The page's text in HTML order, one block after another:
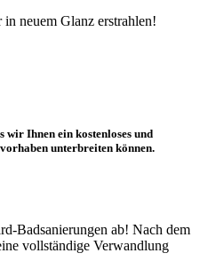
neuem Glanz erstrahlen!
wir Ihnen ein kostenloses und
unterbreiten können.
Badsanierungen ab! Nach dem
vollständige Verwandlung